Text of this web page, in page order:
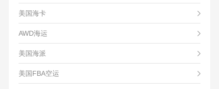
美国海卡
AWD海运
美国海派
美国FBA空运